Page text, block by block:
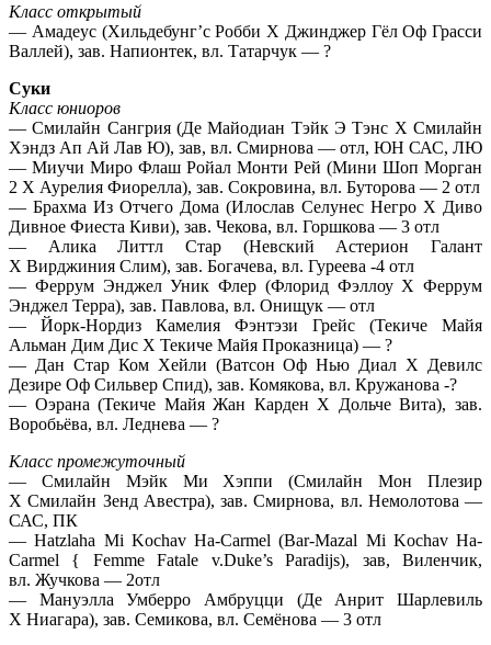
Класс открытый
— Амадеус (Хильдебунг’с Робби Х Джинджер Гёл Оф Грасси
Валлей), зав. Напионтек, вл. Татарчук — ?
Суки
Класс юниоров
— Смилайн Сангрия (Де Майодиан Тэйк Э Тэнс Х Смилайн
Хэндз Ап Ай Лав Ю), зав, вл. Смирнова — отл, ЮН САС, ЛЮ
— Миучи Миро Флаш Ройал Монти Рей (Мини Шоп Морган
2 Х Аурелия Фиорелла), зав. Сокровина, вл. Буторова — 2 отл
— Брахма Из Отчего Дома (Илослав Селунес Негро Х Диво
Дивное Фиеста Киви), зав. Чекова, вл. Горшкова — 3 отл
— Алика Литтл Стар (Невский Астерион Галант
Х Вирджиния Слим), зав. Богачева, вл. Гуреева -4 отл
— Феррум Энджел Уник Флер (Флорид Фэллоу Х Феррум
Энджел Терра), зав. Павлова, вл. Онищук — отл
— Йорк-Нордиз Камелия Фэнтэзи Грейс (Текиче Майя
Альман Дим Дис Х Текиче Майя Проказница) — ?
— Дан Стар Ком Хейли (Ватсон Оф Нью Диал Х Девилс
Дезире Оф Сильвер Спид), зав. Комякова, вл. Кружанова -?
— Оэрана (Текиче Майя Жан Карден Х Дольче Вита), зав.
Воробьёва, вл. Леднева — ?
Класс промежуточный
— Смилайн Мэйк Ми Хэппи (Смилайн Мон Плезир
Х Смилайн Зенд Авестра), зав. Смирнова, вл. Немолотова —
САС, ПК
— Hatzlaha Mi Kochav Ha-Carmel (Bar-Mazal Mi Kochav Ha-
Carmel { Femme Fatale v.Duke’s Paradijs), зав, Виленчик,
вл. Жучкова — 2отл
— Мануэлла Умберро Амбруцци (Де Анрит Шарлевиль
Х Ниагара), зав. Семикова, вл. Семёнова — 3 отл